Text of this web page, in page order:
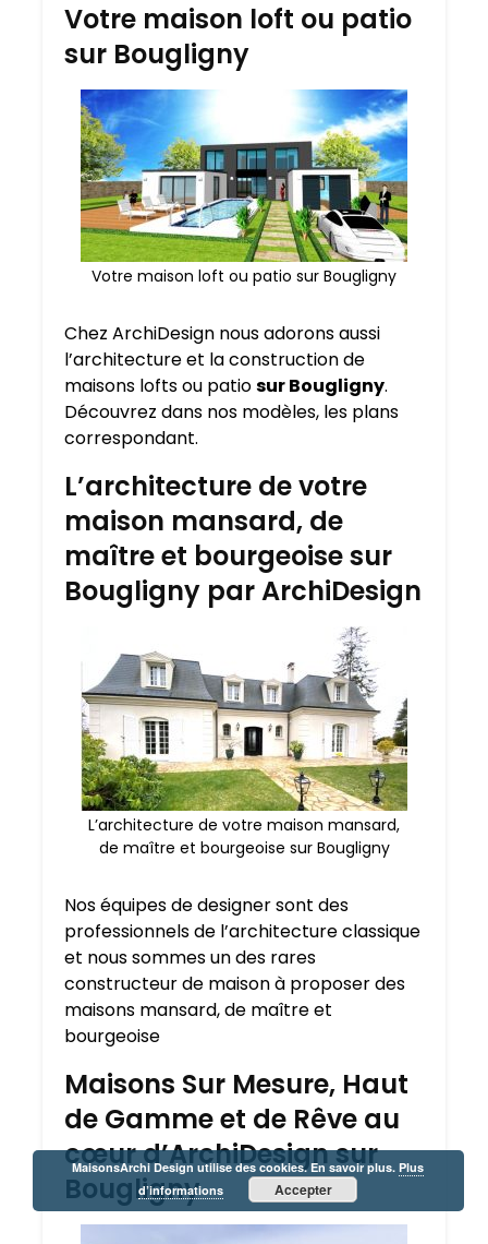
Votre maison loft ou patio
sur Bougligny
Votre maison loft ou patio sur Bougligny
Chez ArchiDesign nous adorons aussi
l’architecture et la construction de
maisons lofts ou patiosur Bougligny.
Découvrez dans nos modèles, les plans
correspondant.
L’architecture de votre
maison mansard, de
maître et bourgeoise sur
Bougligny par ArchiDesign
L’architecture de votre maison mansard,
de maître et bourgeoise sur Bougligny
Nos équipes de designer sont des
professionnels de l’architecture classique
et nous sommes un des rares
constructeur de maison à proposer des
maisons mansard, de maître et
bourgeoise
Maisons Sur Mesure, Haut
de Gamme et de Rêve au
cœur d’ArchiDesign sur
Bougligny
MaisonsArchi Design utilise des cookies. En savoir plus.Plus
d’informations
Accepter